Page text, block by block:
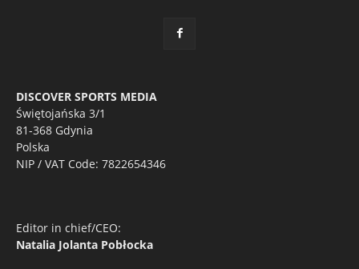
DISCOVER SPORTS MEDIA
Świętojańska 3/1
81-368 Gdynia
Polska
NIP / VAT Code: 7822654346
Editor in chief/CEO:
Natalia Jolanta Pobłocka